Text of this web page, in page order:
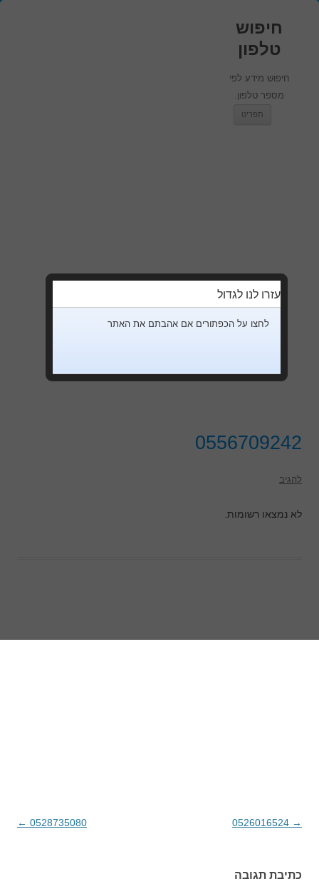
חיפוש
טלפון
חיפוש מידע לפי
מספר טלפון.
תפריט
0556709242
להגיב
לא נמצאו רשומות.
ניווט בפוסטים
→
0528735080
←
כתיבת תגובה
עזרו לנו לגדול
לחצו על הכפתורים אם אהבתם את האתר